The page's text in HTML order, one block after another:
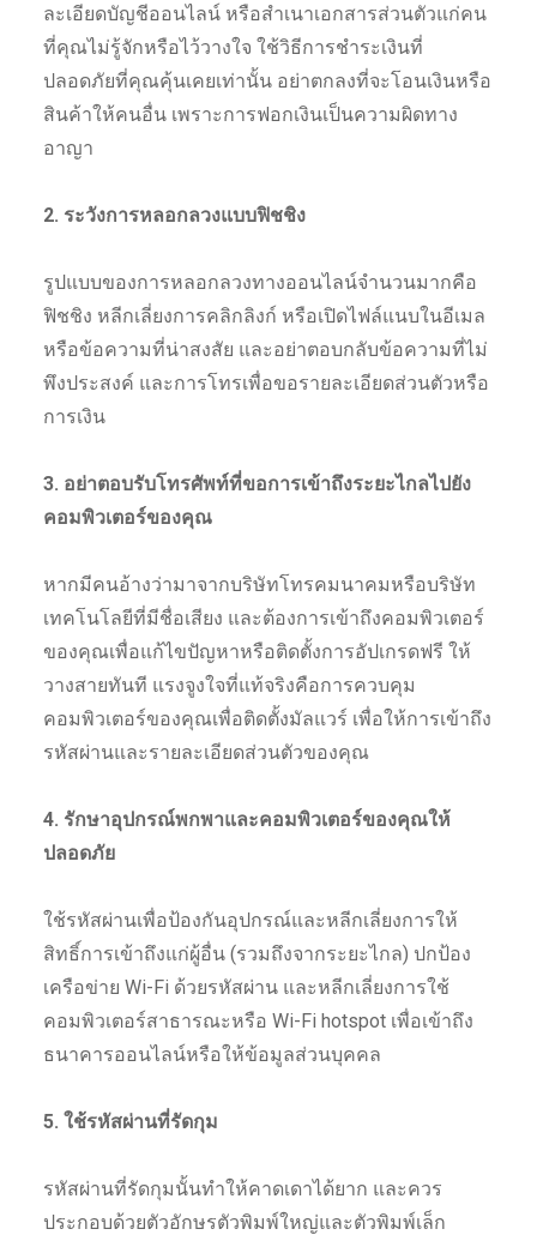
ละเอียดบัญชีออนไลน์ หรือสำเนาเอกสารส่วนตัวแก่คน
ที่คุณไม่รู้จักหรือไว้วางใจ ใช้วิธีการชำระเงินที่
ปลอดภัยที่คุณคุ้นเคยเท่านั้น อย่าตกลงที่จะโอนเงินหรือ
สินค้าให้คนอื่น เพราะการฟอกเงินเป็นความผิดทาง
อาญา
2. ระวังการหลอกลวงแบบฟิชชิง
รูปแบบของการหลอกลวงทางออนไลน์จำนวนมากคือ
ฟิชชิง หลีกเลี่ยงการคลิกลิงก์ หรือเปิดไฟล์แนบในอีเมล
หรือข้อความที่น่าสงสัย และอย่าตอบกลับข้อความที่ไม่
พึงประสงค์ และการโทรเพื่อขอรายละเอียดส่วนตัวหรือ
การเงิน
3. อย่าตอบรับโทรศัพท์ที่ขอการเข้าถึงระยะไกลไปยัง
คอมพิวเตอร์ของคุณ
หากมีคนอ้างว่ามาจากบริษัทโทรคมนาคมหรือบริษัท
เทคโนโลยีที่มีชื่อเสียง และต้องการเข้าถึงคอมพิวเตอร์
ของคุณเพื่อแก้ไขปัญหาหรือติดตั้งการอัปเกรดฟรี ให้
วางสายทันที แรงจูงใจที่แท้จริงคือการควบคุม
คอมพิวเตอร์ของคุณเพื่อติดตั้งมัลแวร์ เพื่อให้การเข้าถึง
รหัสผ่านและรายละเอียดส่วนตัวของคุณ
4. รักษาอุปกรณ์พกพาและคอมพิวเตอร์ของคุณให้
ปลอดภัย
ใช้รหัสผ่านเพื่อป้องกันอุปกรณ์และหลีกเลี่ยงการให้
สิทธิ์การเข้าถึงแก่ผู้อื่น (รวมถึงจากระยะไกล) ปกป้อง
เครือข่าย Wi-Fi ด้วยรหัสผ่าน และหลีกเลี่ยงการใช้
คอมพิวเตอร์สาธารณะหรือ Wi-Fi hotspot เพื่อเข้าถึง
ธนาคารออนไลน์หรือให้ข้อมูลส่วนบุคคล
5. ใช้รหัสผ่านที่รัดกุม
รหัสผ่านที่รัดกุมนั้นทำให้คาดเดาได้ยาก และควร
ประกอบด้วยตัวอักษรตัวพิมพ์ใหญ่และตัวพิมพ์เล็ก